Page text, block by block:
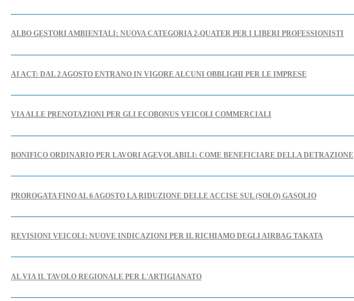
ALBO GESTORI AMBIENTALI: NUOVA CATEGORIA 2-QUATER PER I LIBERI PROFESSIONISTI
AI ACT: DAL 2 AGOSTO ENTRANO IN VIGORE ALCUNI OBBLIGHI PER LE IMPRESE
VIA ALLE PRENOTAZIONI PER GLI ECOBONUS VEICOLI COMMERCIALI
BONIFICO ORDINARIO PER LAVORI AGEVOLABILI: COME BENEFICIARE DELLA DETRAZIONE
PROROGATA FINO AL 6 AGOSTO LA RIDUZIONE DELLE ACCISE SUL (SOLO) GASOLIO
REVISIONI VEICOLI: NUOVE INDICAZIONI PER IL RICHIAMO DEGLI AIRBAG TAKATA
AL VIA IL TAVOLO REGIONALE PER L'ARTIGIANATO